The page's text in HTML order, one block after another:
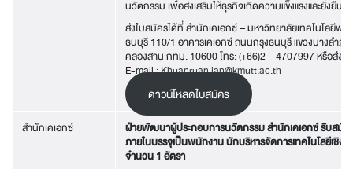
นวัตกรรม เพื่อส่งเสริมให้ธุรกิจเกิดความแข็งแรงและยั่งยืน
ส่งใบสมัครได้ที่ สำนักเคเอกซ์ – มหาวิทยาลัยเทคโนโลยีพร
ธนบุรี 110/1 อาคารเคเอกซ์ ถนนกรุงธนบุรี แขวงบางลำภูล่
คลองสาน กทม. 10600 โทร: (+66)2 – 4707997 หรือส่งใ
E-mail :Khuanruan.jan@kmutt.ac.th
ดาวน์โหลดใบสมัคร
สำนักเคเอกซ์
ฝ่ายพัฒนาผู้ประกอบการนวัตกรรม สำนักเคเอกซ์ รับสมั
ภายในบรรจุเป็นพนักงาน นักบริหารจัดการเทคโนโลยีเชิงธุ
จำนวน 1 อัตรา